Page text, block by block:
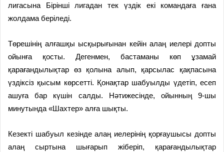
лигасына Бірінші лигадан тек үздік екі командаға ғана
жолдама беріледі.
Төрешінің алғашқы ысқырығынан кейін алаң иелері допты
ойынға қосты. Дегенмен, бастаманы көп ұзамай
қарағандылықтар өз қолына алып, қарсылас қақпасына
үздіксіз қысым көрсетті. Қонақтар шабуылды үдетіп, есеп
ашуға бар күшін салды. Нәтижесінде, ойынның 9-шы
минутында «Шахтер» алға шықты.
Кезекті шабуыл кезінде алаң иелерінің қорғаушысы допты
алаң сыртына шығарып жіберіп, қарағандылықтар